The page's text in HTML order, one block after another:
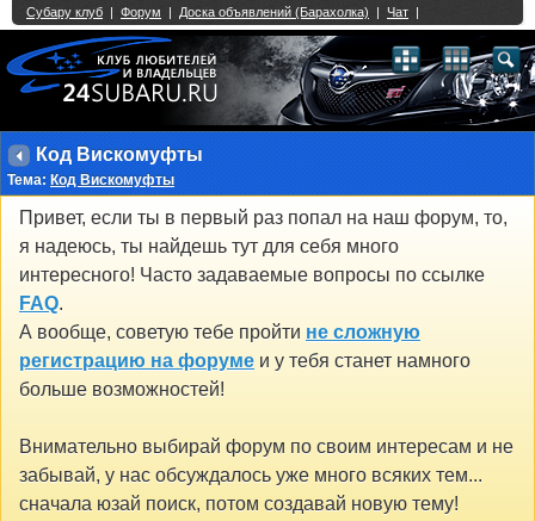
Код Вискомуфты
Тема: Код Вискомуфты
Привет, если ты в первый раз попал на наш форум, то,
я надеюсь, ты найдешь тут для себя много
интересного! Часто задаваемые вопросы по ссылке
FAQ.
А вообще, советую тебе пройти не сложную
регистрацию на форуме и у тебя станет намного
больше возможностей!
Внимательно выбирай форум по своим интересам и не
забывай, у нас обсуждалось уже много всяких тем...
сначала юзай поиск, потом создавай новую тему!
Single Sign On provided byvBSSO
2 3 4 5 6 7 8 9 10 11 12 13 14 15 16 17 18 21 22 23 24 25 26
27 28 29 30 31 32 33 34 35 36 37 38 39 40 41 42 43